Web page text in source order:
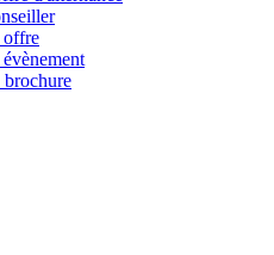
offre
brochure